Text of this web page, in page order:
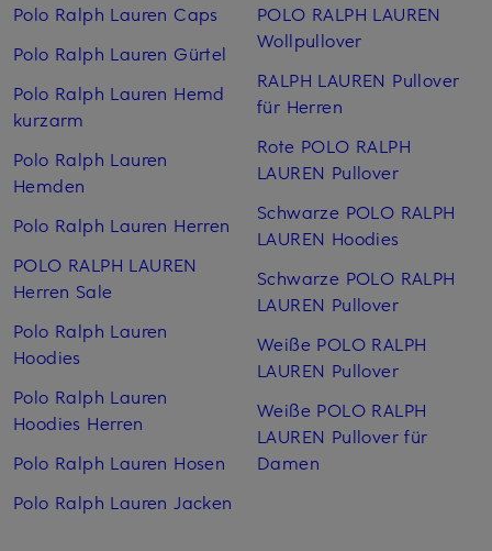
Polo Ralph Lauren Caps
Polo Ralph Lauren Gürtel
Polo Ralph Lauren Hemd
kurzarm
Polo Ralph Lauren
Hemden
Polo Ralph Lauren Herren
POLO RALPH LAUREN
Herren Sale
Polo Ralph Lauren
Hoodies
Polo Ralph Lauren
Hoodies Herren
Polo Ralph Lauren Hosen
Polo Ralph Lauren Jacken
POLO RALPH LAUREN
Wollpullover
RALPH LAUREN Pullover
für Herren
Rote POLO RALPH
LAUREN Pullover
Schwarze POLO RALPH
LAUREN Hoodies
Schwarze POLO RALPH
LAUREN Pullover
Weiße POLO RALPH
LAUREN Pullover
Weiße POLO RALPH
LAUREN Pullover für
Damen